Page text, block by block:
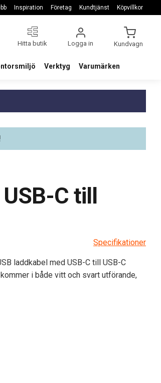
Inspiration Företag Kundtjänst Köpvillkor
Hitta butik Logga in Kundvagn
Verktyg Varumärken
C till
Specifikationer
laddkabel med USB-C till USB-C
i både vitt och svart utförande,